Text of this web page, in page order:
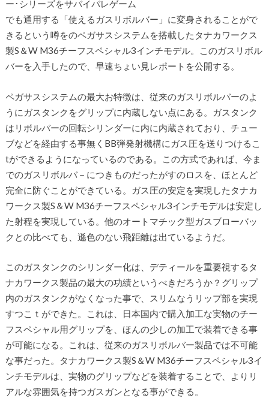
ー･シリーズをサバイバレゲーム
でも通用する「使えるガスリボルバー」に変身されることがで
きるという噂をのペガサスシステムを搭載したタナカワークス
製S＆W M36チーフスペシャル3インチモデル。このガスリボル
バーを入手したので、早速ちょい見レポートを公開する。
ペガサスシステムの最大お特徴は、従来のガスリボルバーのよ
うにガスタンクをグリップに内蔵しない点にある。ガスタンク
はリボルバーの回転シリンダーに内に内蔵されており、チュー
ブなどを経由する事無くBB弾発射機構にガス圧を送りつけるこ
tができるようになっているのである。この方式であれば、今ま
でのガスリボルバ－につきものだったがすのロスを、ほとんど
完全に防ぐことができている。ガス圧の安定を実現したタナカ
ワークス製S＆W M36チーフスペシャル3インチモデルは安定し
た射程を実現している。他のオートマチック型ガスブローバッ
クとの比べても、遜色のない飛距離は出ているようだ。
このガスタンクのシリンダー化は、デティールを重要視するタ
ナカワークス製品の最大の功績というべきだろうか？グリップ
内のガスタンクがなくなった事で、スリムなうリップ部を実現
すつこｔができた。これは、日本国内で購入加工な実物のチー
フスペシャル用グリップを、ほんの少しの加工で装着できる事
が可能になる。これは、従来のガスリボルバー製品では不可能
な事だった。タナカワークス製S＆W M36チーフスペシャル3イ
ンチモデルは、実物のグリップなどを装着することで、よりリ
アルな雰囲気を持つガスガンとなる事ができる。